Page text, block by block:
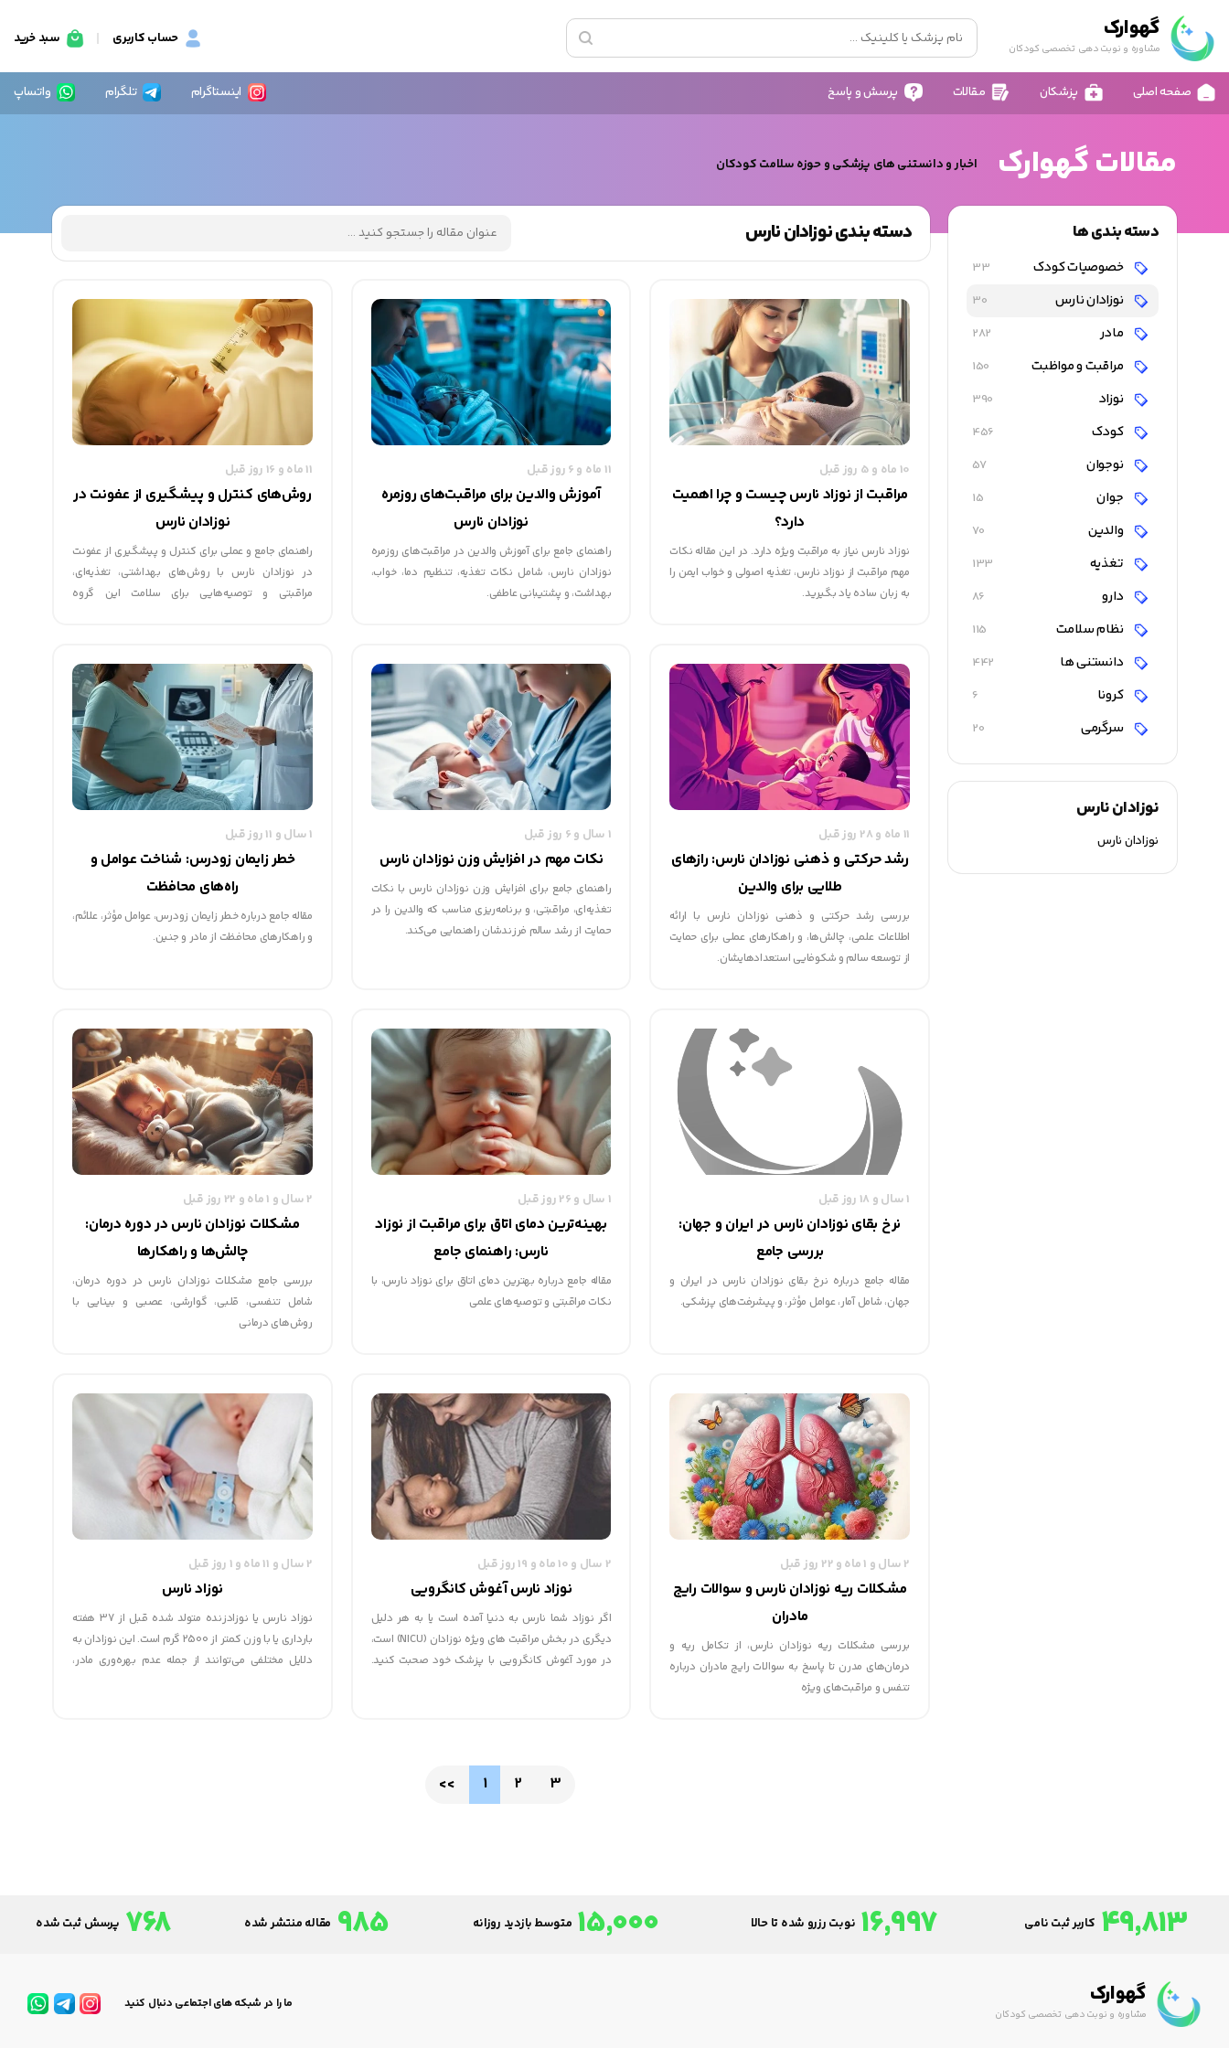
گهوارک
مشاوره و نوبت دهی تخصصی کودکان
حساب کاربری سبد خرید
صفحه اصلی پزشکان مقالات پرسش و پاسخ اینستاگرام تلگرام واتساپ
مقالات گهوارک اخبار و دانستنی های پزشکی و حوزه سلامت کودکان
دسته بندی ها
خصوصیات کودک 33
نوزادان نارس 30
مادر 282
مراقبت و مواظبت 150
نوزاد 390
کودک 456
نوجوان 57
جوان 15
والدین 70
تغذیه 133
دارو 86
نظام سلامت 115
دانستنی ها 442
کرونا 6
سرگرمی 20
نوزادان نارس
نوزادان نارس
دسته بندی نوزادان نارس
10 ماه و 5 روز قبل
مراقبت از نوزاد نارس چیست و چرا اهمیت
دارد؟
نوزاد نارس نیاز به مراقبت ویژه دارد. در این مقاله نکات
مهم مراقبت از نوزاد نارس، تغذیه اصولی و خواب ایمن را
به زبان ساده یاد بگیرید.
11 ماه و 6 روز قبل
آموزش والدین برای مراقبت‌های روزمره
نوزادان نارس
راهنمای جامع برای آموزش والدین در مراقبت‌های روزمره
نوزادان نارس، شامل نکات تغذیه، تنظیم دما، خواب،
بهداشت، و پشتیبانی عاطفی.
11 ماه و 16 روز قبل
روش‌های کنترل و پیشگیری از عفونت در
نوزادان نارس
راهنمای جامع و عملی برای کنترل و پیشگیری از عفونت
در نوزادان نارس با روش‌های بهداشتی، تغذیه‌ای،
مراقبتی و توصیه‌هایی برای سلامت این گروه
11 ماه و 28 روز قبل
رشد حرکتی و ذهنی نوزادان نارس: رازهای
طلایی برای والدین
بررسی رشد حرکتی و ذهنی نوزادان نارس با ارائه
اطلاعات علمی، چالش‌ها، و راهکارهای عملی برای حمایت
از توسعه سالم و شکوفایی استعدادهایشان.
1 سال و 6 روز قبل
نکات مهم در افزایش وزن نوزادان نارس
راهنمای جامع برای افزایش وزن نوزادان نارس با نکات
تغذیه‌ای، مراقبتی، و برنامه‌ریزی مناسب که والدین را در
حمایت از رشد سالم فرزندشان راهنمایی می‌کند.
1 سال و 11 روز قبل
خطر زایمان زودرس: شناخت عوامل و
راه‌های محافظت
مقاله جامع درباره خطر زایمان زودرس، عوامل مؤثر، علائم،
و راهکارهای محافظت از مادر و جنین.
1 سال و 18 روز قبل
نرخ بقای نوزادان نارس در ایران و جهان:
بررسی جامع
مقاله جامع درباره نرخ بقای نوزادان نارس در ایران و
جهان، شامل آمار، عوامل مؤثر، و پیشرفت‌های پزشکی.
1 سال و 26 روز قبل
بهینه‌ترین دمای اتاق برای مراقبت از نوزاد
نارس: راهنمای جامع
مقاله جامع درباره بهترین دمای اتاق برای نوزاد نارس، با
نکات مراقبتی و توصیه‌های علمی
2 سال و 1 ماه و 22 روز قبل
مشکلات نوزادان نارس در دوره درمان:
چالش‌ها و راهکارها
بررسی جامع مشکلات نوزادان نارس در دوره درمان،
شامل تنفسی، قلبی، گوارشی، عصبی و بینایی با
روش‌های درمانی
2 سال و 1 ماه و 22 روز قبل
مشکلات ریه نوزادان نارس و سوالات رایج
مادران
بررسی مشکلات ریه نوزادان نارس، از تکامل ریه و
درمان‌های مدرن تا پاسخ به سوالات رایج مادران درباره
تنفس و مراقبت‌های ویژه
2 سال و 10 ماه و 19 روز قبل
نوزاد نارس آغوش کانگرویی
اگر نوزاد شما نارس به دنیا آمده است یا به هر دلیل
دیگری در بخش مراقبت های ویژه نوزادان (NICU) است،
در مورد آغوش کانگرویی با پزشک خود صحبت کنید.
2 سال و 11 ماه و 1 روز قبل
نوزاد نارس
نوزاد نارس یا نوزادزنده متولد شده قبل از 37 هفته
بارداری یا با وزن کمتر از 2500 گرم است. این نوزادان به
دلایل مختلفی می‌توانند از جمله عدم بهره‌وری مادر،
<< 1 2 3
49,813 کاربر ثبت نامی 16,997 نوبت رزرو شده تا حالا 15,000 متوسط بازدید روزانه 985 مقاله منتشر شده 768 پرسش ثبت شده
گهوارک
مشاوره و نوبت دهی تخصصی کودکان
ما را در شبکه های اجتماعی دنبال کنید